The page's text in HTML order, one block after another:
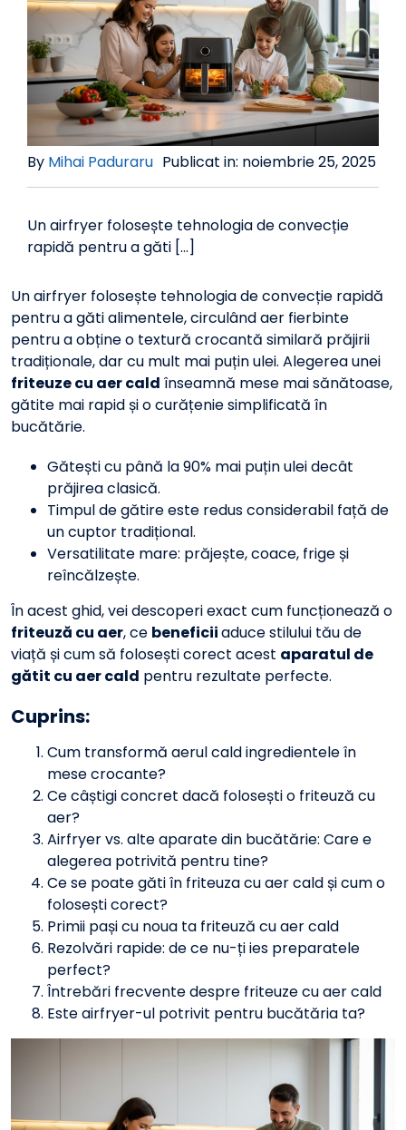
By Mihai Paduraru Publicat in: noiembrie 25, 2025
Un airfryer folosește tehnologia de convecție
rapidă pentru a găti [...]
Un airfryer folosește tehnologia de convecție rapidă
pentru a găti alimentele, circulând aer fierbinte
pentru a obține o textură crocantă similară prăjirii
tradiționale, dar cu mult mai puțin ulei. Alegerea unei
friteuze cu aer cald înseamnă mese mai sănătoase,
gătite mai rapid și o curățenie simplificată în
bucătărie.
Gătești cu până la 90% mai puțin ulei decât
prăjirea clasică.
Timpul de gătire este redus considerabil față de
un cuptor tradițional.
Versatilitate mare: prăjește, coace, frige și
reîncălzește.
În acest ghid, vei descoperi exact cum funcționează o
friteuză cu aer, ce beneficiiaduce stilului tău de
viață și cum să folosești corect acest aparatul de
gătit cu aer cald pentru rezultate perfecte.
Cuprins:
Cum transformă aerul cald ingredientele în
mese crocante?
Ce câștigi concret dacă folosești o friteuză cu
aer?
Airfryer vs. alte aparate din bucătărie: Care e
alegerea potrivită pentru tine?
Ce se poate găti în friteuza cu aer cald și cum o
folosești corect?
Primii pași cu noua ta friteuză cu aer cald
Rezolvări rapide: de ce nu-ți ies preparatele
perfect?
Întrebări frecvente despre friteuze cu aer cald
Este airfryer-ul potrivit pentru bucătăria ta?